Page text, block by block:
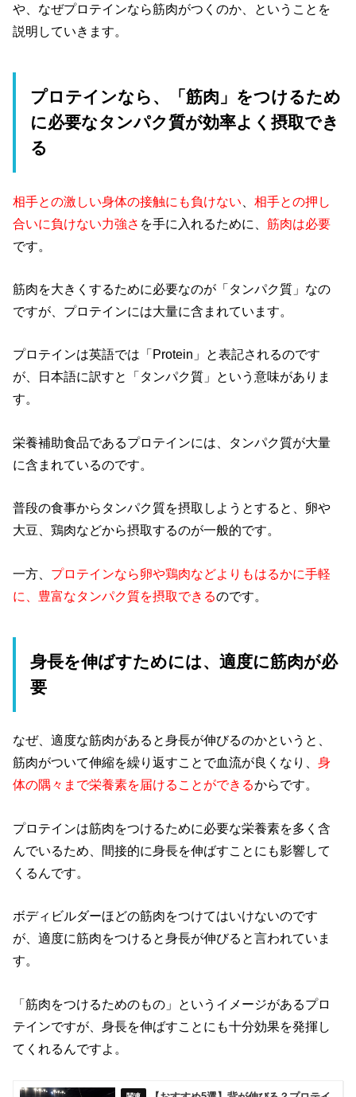
や、なぜプロテインなら筋肉がつくのか、ということを
説明していきます。
プロテインなら、「筋肉」をつけるため
に必要なタンパク質が効率よく摂取でき
る
相手との激しい身体の接触にも負けない 、相手との押し
合いに負けない力強さ を手に入れるために、筋肉は必要
です。
筋肉を大きくするために必要なのが「タンパク質」なの
ですが、プロテインには大量に含まれています。
プロテインは英語では「Protein」と表記されるのです
が、日本語に訳すと「タンパク質」という意味がありま
す。
栄養補助食品であるプロテインには、タンパク質が大量
に含まれているのです。
普段の食事からタンパク質を摂取しようとすると、卵や
大豆、鶏肉などから摂取するのが一般的です。
一方、 プロテインなら卵や鶏肉などよりもはるかに手軽
に、豊富なタンパク質を摂取できるのです。
身長を伸ばすためには、適度に筋肉が必
要
なぜ、適度な筋肉があると身長が伸びるのかというと、
筋肉がついて伸縮を繰り返すことで血流が良くなり、身
体の隅々まで栄養素を届けることができるからです。
プロテインは筋肉をつけるために必要な栄養素を多く含
んでいるため、間接的に身長を伸ばすことにも影響して
くるんです。
ボディビルダーほどの筋肉をつけてはいけないのです
が、適度に筋肉をつけると身長が伸びると言われていま
す。
「筋肉をつけるためのもの」というイメージがあるプロ
テインですが、身長を伸ばすことにも十分効果を発揮し
てくれるんですよ。